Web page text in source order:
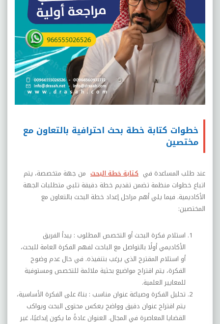
خطوات كتابة خطة بحث احترافية بالتعاون مع
مختصين
عند طلب المساعدة في كتابة خطة البحث من جهة متخصصة، يتم
اتباع خطوات منظمة تضمن تقديم خطة دقيقة تلبي متطلبات الجهة
الأكاديمية. فيما يلي أهم مراحل إعداد خطة البحث بالتعاون مع
المختصين:
استلام فكرة البحث أو التخصص المطلوب : يبدأ الفريق
الأكاديمي أولًا بالتواصل مع الباحث لفهم الفكرة العامة للبحث،
أو استلام المقترح الذي يرغب بتنفيذه. في حال عدم وضوح
الفكرة، يتم اقتراح مواضيع بحثية ملائمة للتخصص ومستوفية
للمعايير العلمية.
تحليل الفكرة وصياغة عنوان مناسب : بناءً على الفكرة الأساسية،
يتم اقتراح عنوان دقيق وواضح يعكس محتوى البحث ويواكب
القضايا المعاصرة في المجال. العنوان عادةً ما يكون إبداعيًا، غير